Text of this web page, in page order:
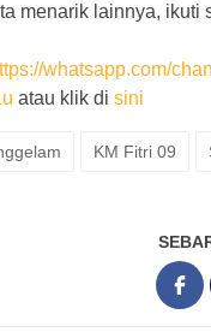
menarik lainnya, ikuti
whatsapp.com/
atau klik di sini
KM Fitri 09